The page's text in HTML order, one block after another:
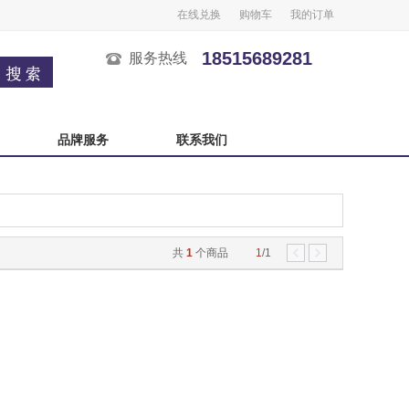
在线兑换 购物车 我的订单
服务热线 18515689281
品牌服务 联系我们
严选自选卡 1/1
共 1 个商品